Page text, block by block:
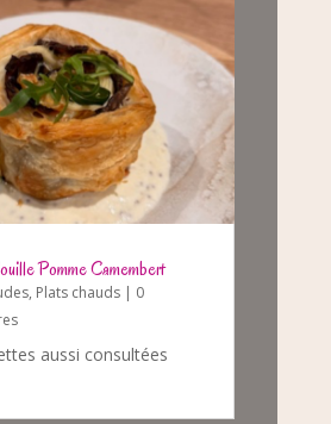
Pomme Camembert
, Plats chauds| 0
aussi consultées